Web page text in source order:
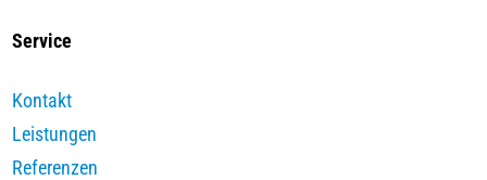
Service
Kontakt
Leistungen
Referenzen